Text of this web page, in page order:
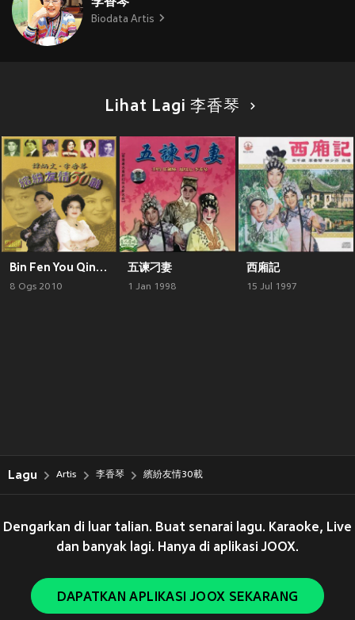
Biodata Artis
Lihat Lagi 李香琴
Bin Fen You Qing 30 Zai Yan Chang Hui
8 Ogs 2010
五谏刁妻
1 Jan 1998
西廂記
15 Jul 1997
Lagu Artis 李香琴 繽紛友情30載
Dengarkan di luar talian. Buat senarai lagu. Karaoke, Live
dan banyak lagi. Hanya di aplikasi JOOX.
DAPATKAN APLIKASI JOOX SEKARANG